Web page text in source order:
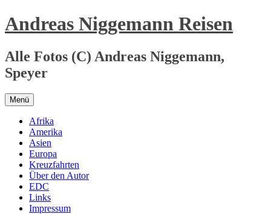
Zum
Inhalt
Andreas Niggemann Reisen
Alle Fotos (C) Andreas Niggemann,
Speyer
Menü
Afrika
Amerika
Asien
Europa
Kreuzfahrten
Über den Autor
EDC
Links
Impressum